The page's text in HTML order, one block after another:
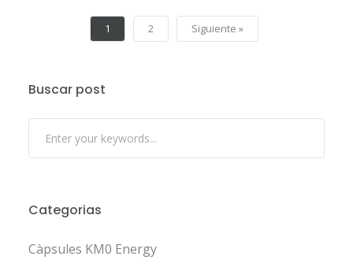
1 2 Siguiente »
Buscar post
Categorias
Càpsules KM0 Energy